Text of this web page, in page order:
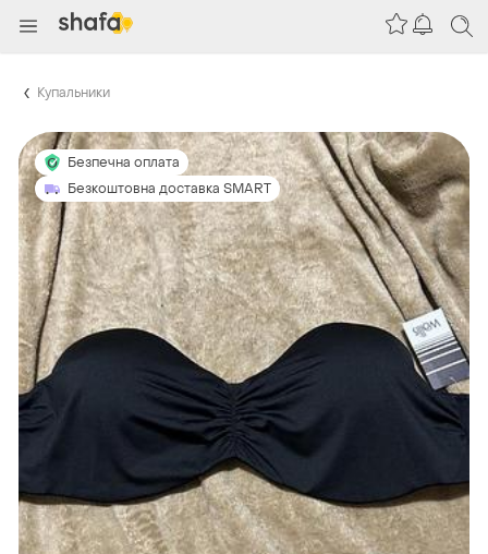
Купальники
Безпечна оплата
Безкоштовна доставка SMART